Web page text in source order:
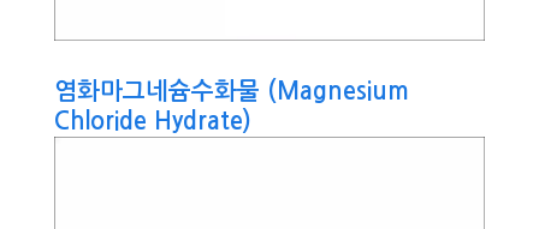
염화마그네슘수화물 (Magnesium
Chloride Hydrate)